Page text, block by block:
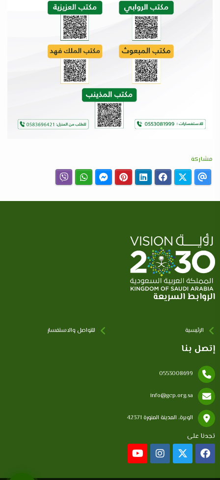
مشاركة
الروابط السريعة
الرئيسية للتواصل والاستفسار
إتصل بنا
0553008699
info@gcp.org.sa
الوبرة، المدينة المنورة 42371
تجدنا على